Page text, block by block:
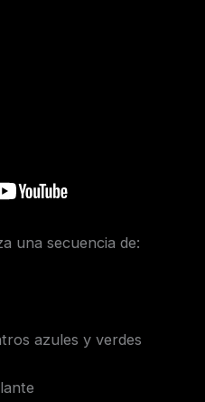
una secuencia de:
azules y verdes